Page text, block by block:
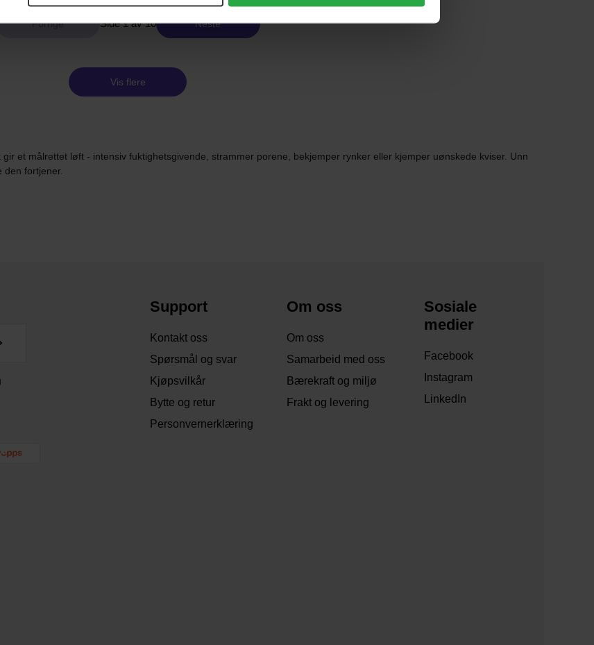
Side 1 av 10 Neste
Vis flere
et målrettet løft - intensiv fuktighetsgivende, strammer porene, bekjemper rynker eller kjemper uønskede kviser. Unn
den fortjener.
Support
Kontakt oss
Spørsmål og svar
Kjøpsvilkår
Bytte og retur
Personvernerklæring
Om oss
Om oss
Samarbeid med oss
Bærekraft og miljø
Frakt og levering
Sosiale
medier
Facebook
Instagram
LinkedIn